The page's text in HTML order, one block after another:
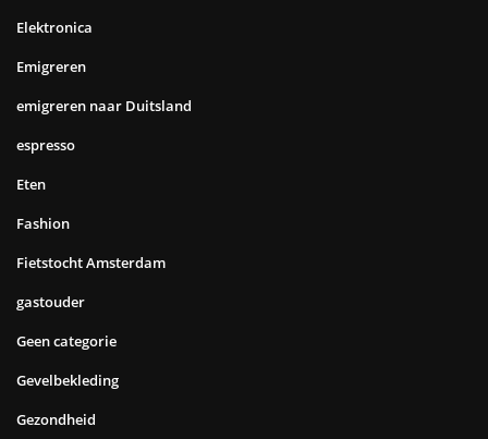
Elektronica
Emigreren
emigreren naar Duitsland
espresso
Eten
Fashion
Fietstocht Amsterdam
gastouder
Geen categorie
Gevelbekleding
Gezondheid